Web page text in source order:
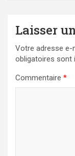
Laisser
Votre adresse e-
obligatoires sont
Commentaire *